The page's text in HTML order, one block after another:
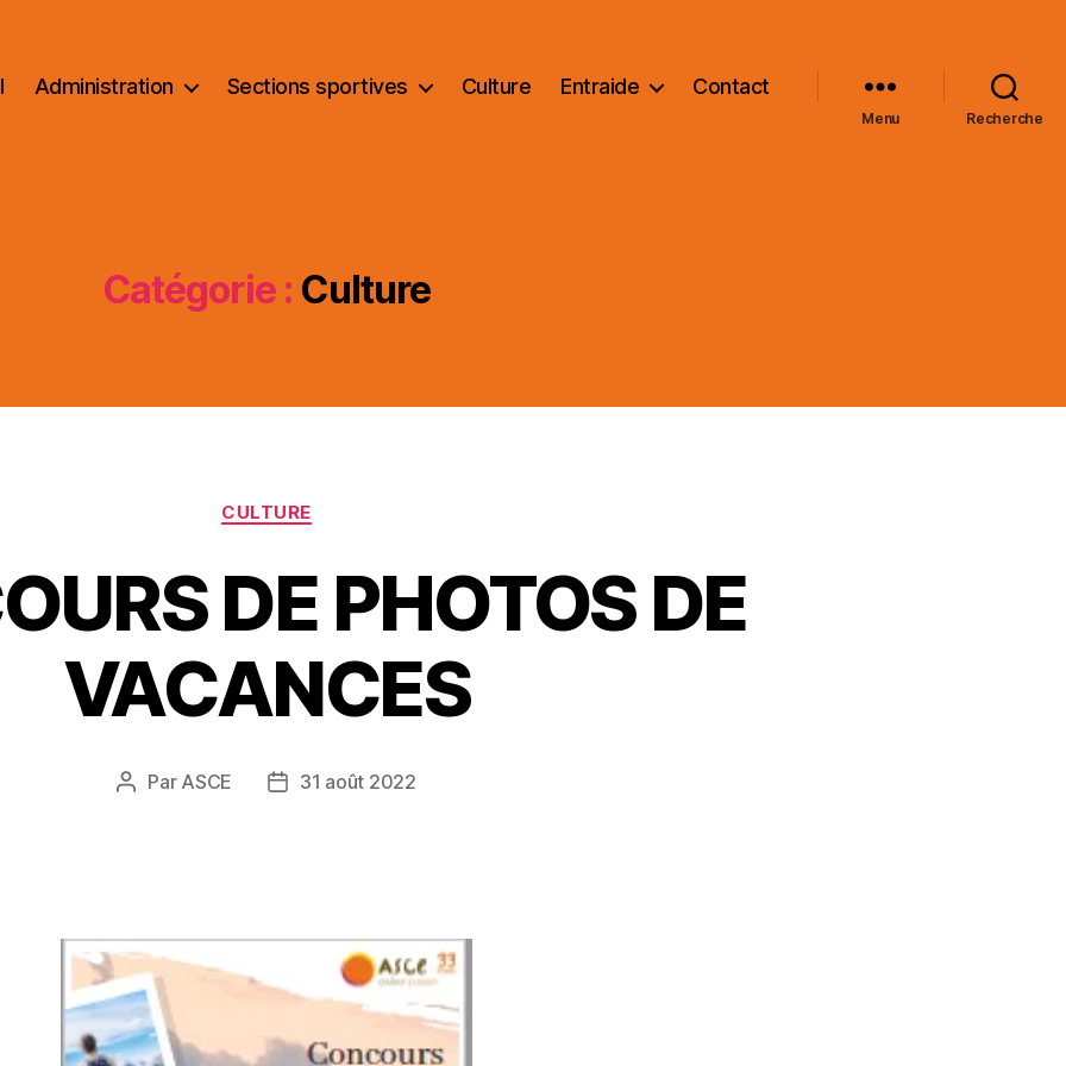
Administration Sections sportives Culture Entraide Contact
Menu Recherche
Catégorie : Culture
Catégories
CULTURE
DE PHOTOS DE
VACANCES
Auteur
Par ASCE
Date31 août 2022